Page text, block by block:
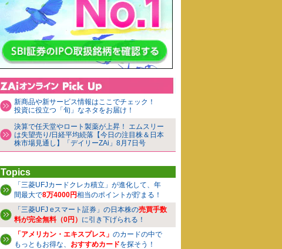
新商品や新サービス情報はここでチェック！
投資に役立つ「旬」なネタをお届け！
決算で任天堂やロート製薬が上昇！ エムスリー
は失望売り/日経平均続落【今日の注目株＆日本
株市場見通し】「デイリーZAi」8月7日号
Topics
「三菱UFJカードクレカ積立」が進化して、年
間最大で8万4000円相当のポイントが貯まる！
「三菱UFJ eスマート証券」の日本株の売買手数
料が完全無料（0円） に引き下げられる！
「アメリカン・エキスプレス」 のカードの中で
もっともお得な、 おすすめカードを探そう！